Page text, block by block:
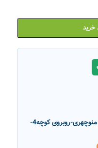
خرید
خیابان قاآنی شمالی-خیابان منوچهری-روبروی کوچه4-